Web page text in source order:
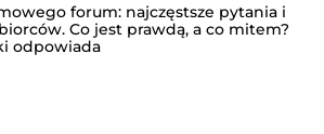
forum: najczęstsze pytania i
Co jest prawdą, a co mitem?
odpowiada